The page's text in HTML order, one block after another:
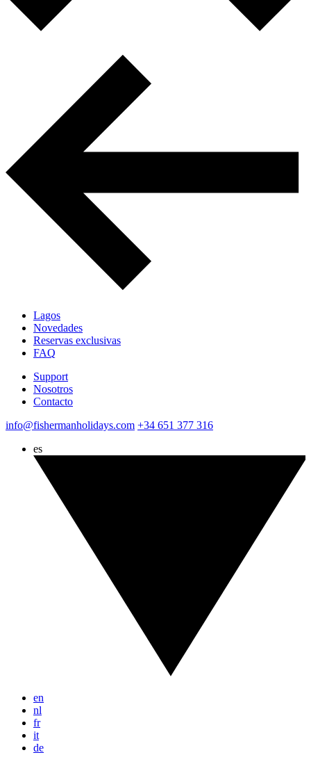
Lagos
Novedades
Reservas exclusivas
FAQ
Support
Nosotros
Contacto
info@fishermanholidays.com +34 651 377 316
es
en
nl
fr
it
de